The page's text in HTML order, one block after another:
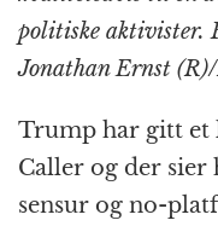
b
o
o
k
n
g
e
r
A
p
p
politiske aktivister.
Jonathan Ernst
Trump har gitt
Caller og der sier
sensur og no-